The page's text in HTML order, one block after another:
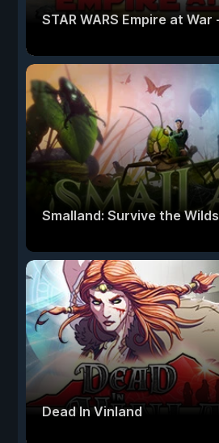
STAR WARS Empire at War
Smalland: Survive the Wilds
Dead In Vinland